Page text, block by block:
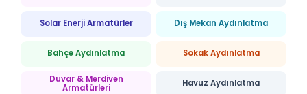
Solar Enerji Armatürler Dış Mekan Aydınlatma
Bahçe Aydınlatma Sokak Aydınlatma
Duvar & Merdiven
Armatürleri
Havuz Aydınlatma